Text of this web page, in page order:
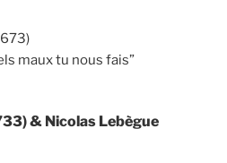
maux tu nous fais”
& Nicolas Lebègue